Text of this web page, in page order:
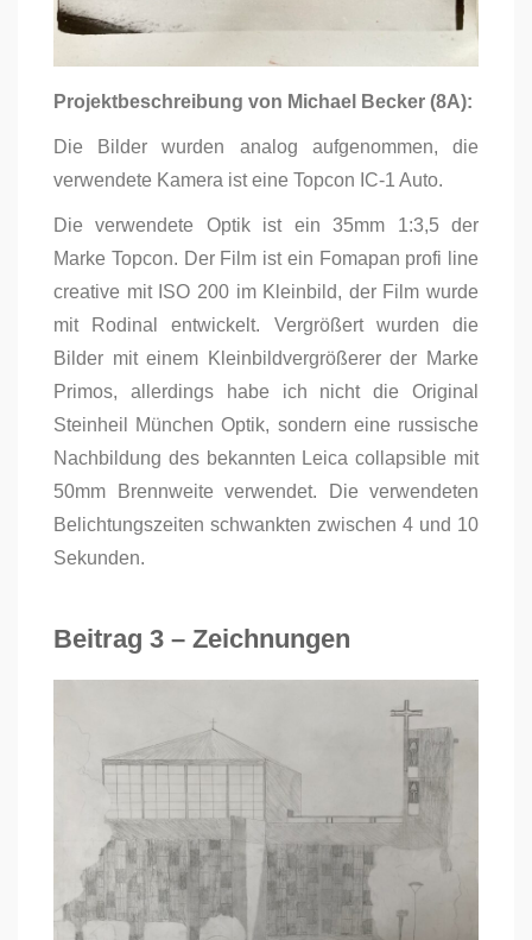
Projektbeschreibung von Michael Becker (8A):
Die Bilder wurden analog aufgenommen, die
verwendete Kamera ist eine Topcon IC-1 Auto.
Die verwendete Optik ist ein 35mm 1:3,5 der
Marke Topcon. Der Film ist ein Fomapan profi line
creative mit ISO 200 im Kleinbild, der Film wurde
mit Rodinal entwickelt. Vergrößert wurden die
Bilder mit einem Kleinbildvergrößerer der Marke
Primos, allerdings habe ich nicht die Original
Steinheil München Optik, sondern eine russische
Nachbildung des bekannten Leica collapsible mit
50mm Brennweite verwendet. Die verwendeten
Belichtungszeiten schwankten zwischen 4 und 10
Sekunden.
Beitrag 3 – Zeichnungen